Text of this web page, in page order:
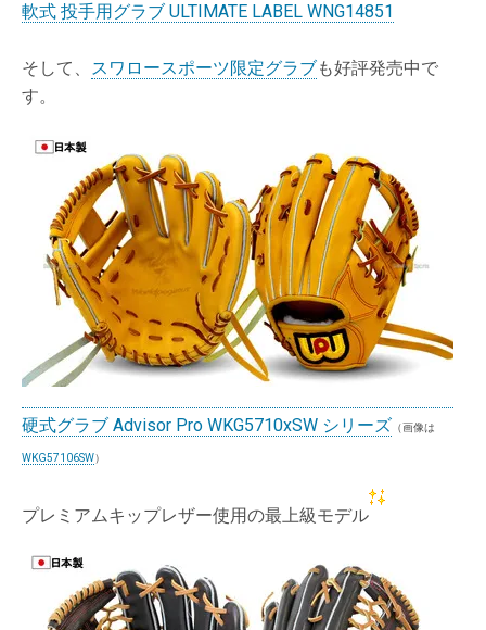
軟式 投手用グラブ ULTIMATE LABEL WNG14851
そして、 スワロースポーツ限定グラブも好評発売中で
す。
硬式グラブ Advisor Pro WKG5710xSW シリーズ （画像は
WKG57106SW）
プレミアムキップレザー使用の最上級モデル